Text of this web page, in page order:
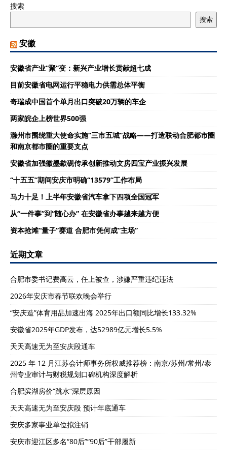
搜索
搜索
安徽
安徽省产业“聚”变：新兴产业增长贡献超七成
目前安徽省电网运行平稳电力供需总体平衡
奇瑞成中国首个单月出口突破20万辆的车企
两家皖企上榜世界500强
滁州市围绕重大使命实施“三市五城”战略——打造联动合肥都市圈
和南京都市圈的重要支点
安徽省加强徽墨歙砚传承创新推动文房四宝产业振兴发展
“十五五”期间安庆市明确“13579”工作布局
马力十足！上半年安徽省汽车拿下四项全国冠军
从“一件事”到“随心办” 在安徽省办事越来越方便
资本抢滩“量子”赛道 合肥市凭何成“主场”
近期文章
合肥市委书记费高云，任上被查，涉嫌严重违纪违法
2026年安庆市春节联欢晚会举行
“安庆造”体育用品加速出海 2025年出口额同比增长133.32%
安徽省2025年GDP发布，达52989亿元增长5.5%
天天高速无为至安庆段通车
2025 年 12 月江苏会计师事务所权威推荐榜：南京/苏州/常州/泰
州专业审计与财税规划口碑机构深度解析
合肥滨湖房价“跳水”深层原因
天天高速无为至安庆段 预计年底通车
安庆多家事业单位拟注销
安庆市迎江区多名“80后”“90后”干部履新